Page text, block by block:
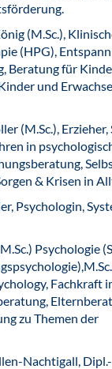
(M.Sc.),
(HPG),
Beratung für
und
(M.Sc.),
in
& Krisen in
Psychologin,
Psychologie
Fachkraft
zu Themen der
Nachtigall, Dipl.-